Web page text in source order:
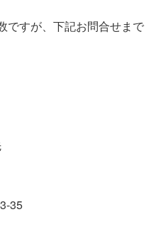
ですが、下記お問合せまで
35